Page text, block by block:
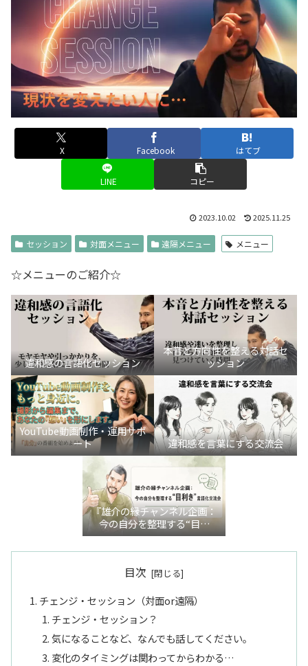
X Facebook はてブ
LINE コピー
2023.10.02 2025.11.25
セッション 対面メニュー 遠隔メニュー メニュー
☆メニューのご紹介☆
違和感の言語化セッション
本音と方向性を整える対話セ
ッション
YouTube動画制作・運用サポ
ート
違和感を言葉にする交流会
『雄介の縁チャンネル企画：
今の自分を整理する“目利
き”言語化交流会』
目次
チェンジ・セッション（対面or遠隔）
チェンジ・セッション？
気になることなど、なんでも話してください。
変化のタイミングは関わってからわかる…